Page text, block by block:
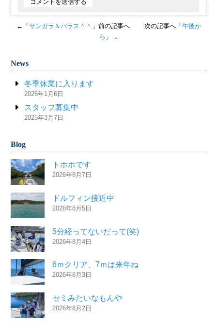
←「サンガラ＆バラス＾＾ 」前の記事へ 次の記事へ「午後か
ら 」→
News
冬季休業に入ります
2026年1月6日
スタッフ募集中
2025年3月7日
Blog
トホホです
2026年8月7日
ドルフィン接近中
2026年8月5日
5分経ってないだって(笑)
2026年8月4日
6ｍクリア、7ｍは来年ね
2026年8月3日
セミみたいなもんや
2026年8月2日